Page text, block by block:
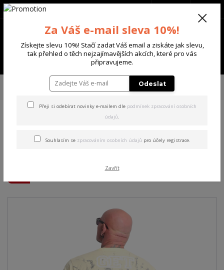
Menu
+420 702 136 620
TRIKA & TÍLKA
Yakuza pánské tričko Get High Allover
Regular T-Shirt dark/gull/gray L
High Allover Regular T-Shirt
Za Váš e-mail sleva 10%!
Získejte slevu 10%! Stačí zadat Váš email a ziskáte jak slevu,
tak přehled o těch nejzajímavějších akcích, které pro vás
připravujeme.
Odeslat
Přeji si odebírat novinky e-mailem dle podmínek zpracování osobních
údajů.
Souhlasím se zpracováním osobních údajů pro účely registrace.
Zavřít